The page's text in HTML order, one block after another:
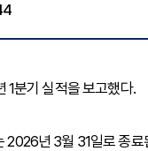
분기 실적을 보고했다.
년 3월 31일로 종